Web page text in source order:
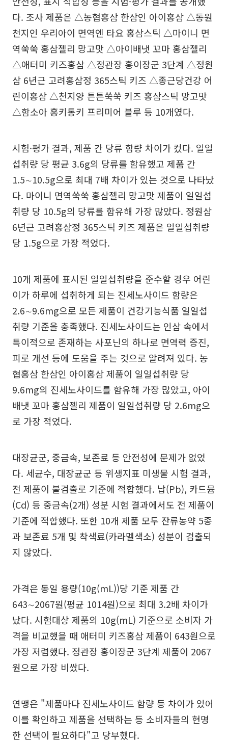
다. 조사 제품은 △농협홍삼 한삼인 아이홍삼 △동원
천지인 우리아이 면역엔 타요 홍삼스틱 △마이니 면
역쑥쑥 홍삼젤리 망고맛 △아이배냇 꼬마 홍삼젤리
△애터미 키즈홍삼 △정관장 홍이장군 3단계 △정원
삼 6년근 고려홍삼정 365스틱 키즈 △종근당건강 어
린이홍삼 △천지양 튼튼쑥쑥 키즈 홍삼스틱 망고맛
△함소아 홍키통키 프리미어 블루 등 10개였다.
시험·평가 결과, 제품 간 당류 함량 차이가 컸다. 일일
섭취량 당 평균 3.6g의 당류를 함유했고 제품 간
1.5∼10.5g으로 최대 7배 차이가 있는 것으로 나타났
다. 마이니 면역쑥쑥 홍삼젤리 망고맛 제품이 일일섭
취량 당 10.5g의 당류를 함유해 가장 많았다. 정원삼
6년근 고려홍삼정 365스틱 키즈 제품은 일일섭취량
당 1.5g으로 가장 적었다.
10개 제품에 표시된 일일섭취량을 준수할 경우 어린
이가 하루에 섭취하게 되는 진세노사이드 함량은
2.6∼9.6mg으로 모든 제품이 건강기능식품 일일섭
취량 기준을 충족했다. 진세노사이드는 인삼 속에서
특이적으로 존재하는 사포닌의 하나로 면역력 증진,
피로 개선 등에 도움을 주는 것으로 알려져 있다. 농
협홍삼 한삼인 아이홍삼 제품이 일일섭취량 당
9.6mg의 진세노사이드를 함유해 가장 많았고, 아이
배냇 꼬마 홍삼젤리 제품이 일일섭취량 당 2.6mg으
로 가장 적었다.
대장균군, 중금속, 보존료 등 안전성에 문제가 없었
다. 세균수, 대장균군 등 위생지표 미생물 시험 결과,
전 제품이 불검출로 기준에 적합했다. 납(Pb), 카드뮴
(Cd) 등 중금속(2개) 성분 시험 결과에서도 전 제품이
기준에 적합했다. 또한 10개 제품 모두 잔류농약 5종
과 보존료 5개 및 착색료(카라멜색소) 성분이 검출되
지 않았다.
가격은 동일 용량(10g(mL))당 기준 제품 간
643∼2067원(평균 1014원)으로 최대 3.2배 차이가
났다. 시험대상 제품의 10g(mL) 기준으로 소비자 가
격을 비교했을 때 애터미 키즈홍삼 제품이 643원으로
가장 저렴했다. 정관장 홍이장군 3단계 제품이 2067
원으로 가장 비쌌다.
연맹은 "제품마다 진세노사이드 함량 등 차이가 있어
이를 확인하고 제품을 선택하는 등 소비자들의 현명
한 선택이 필요하다"고 당부했다.